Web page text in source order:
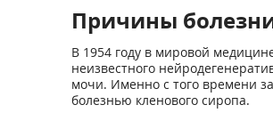
Причины
В 1954 году в мировой
неизвестного
мочи. Именно с того времени
болезнью кленового сиропа.